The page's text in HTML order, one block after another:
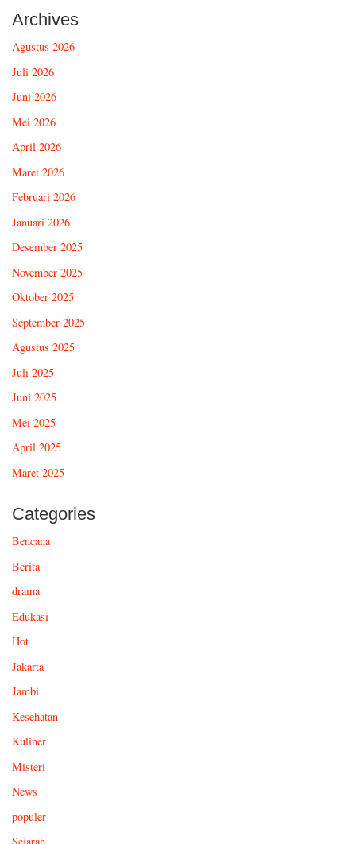
Archives
Agustus 2026
Juli 2026
Juni 2026
Mei 2026
April 2026
Maret 2026
Februari 2026
Januari 2026
Desember 2025
November 2025
Oktober 2025
September 2025
Agustus 2025
Juli 2025
Juni 2025
Mei 2025
April 2025
Maret 2025
Categories
Bencana
Berita
drama
Edukasi
Hot
Jakarta
Jambi
Kesehatan
Kuliner
Misteri
News
populer